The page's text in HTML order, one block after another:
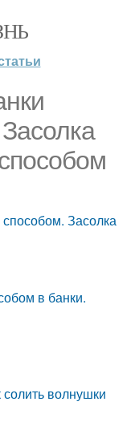
Засолка
в банки.
волнушки